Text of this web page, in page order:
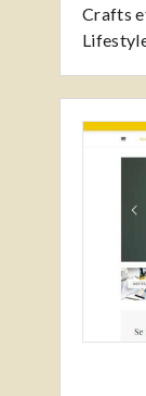
Crafts